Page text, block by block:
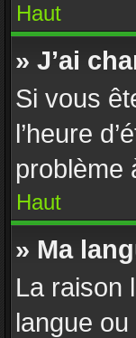
Haut
» J’ai
Si vous
l’heure
problème
Haut
» Ma
La raison
langue